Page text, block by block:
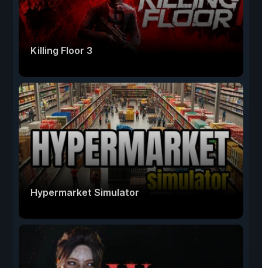
Killing Floor 3
Hypermarket Simulator